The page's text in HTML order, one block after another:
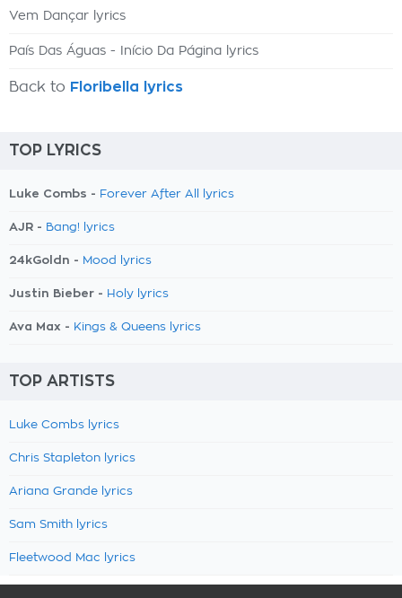
Vem Dançar lyrics
País Das Águas - Início Da Página lyrics
Back to Floribella lyrics
TOP LYRICS
Luke Combs - Forever After All lyrics
AJR - Bang! lyrics
24kGoldn - Mood lyrics
Justin Bieber - Holy lyrics
Ava Max - Kings & Queens lyrics
TOP ARTISTS
Luke Combs lyrics
Chris Stapleton lyrics
Ariana Grande lyrics
Sam Smith lyrics
Fleetwood Mac lyrics